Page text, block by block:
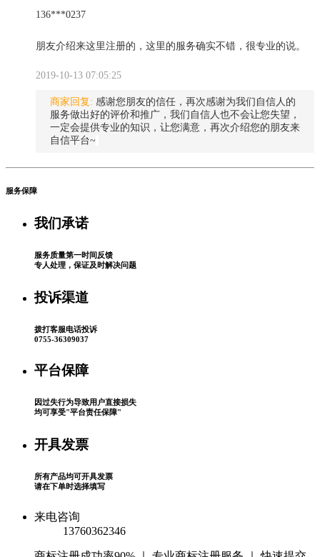
136***0237
朋友介绍来这里注册的，这里的服务确实不错，很专业的说。
2019-10-13 07:05:25
商家回复: 感谢您朋友的信任，再次感谢为我们自信人的
服务做出好的评价和推广，我们自信人也不会让您失望，
一定会提供专业的知识，让您满意，再次介绍您的朋友来
自信平台~
服务保障
我们承诺
服务质量第一时间反馈
专人处理，保证及时解决问题
投诉渠道
拨打客服电话投诉
0755-36309037
平台保障
因过失行为导致用户直接损失
均可享受"平台责任保障"
开具发票
所有产品均可开具发票
请在下单时选择填写
来电咨询
13760362346